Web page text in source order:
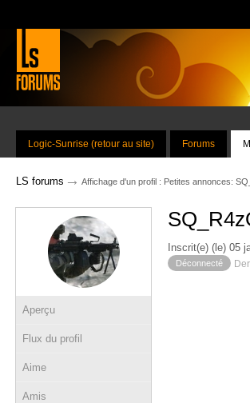
Logic-Sunrise (retour au site) Forums
LS forums → Affichage d'un profil : Petites annonces:
Aperçu
Flux du profil
Aime
Amis
Inscrit(e) (le) 05
Déconnecté